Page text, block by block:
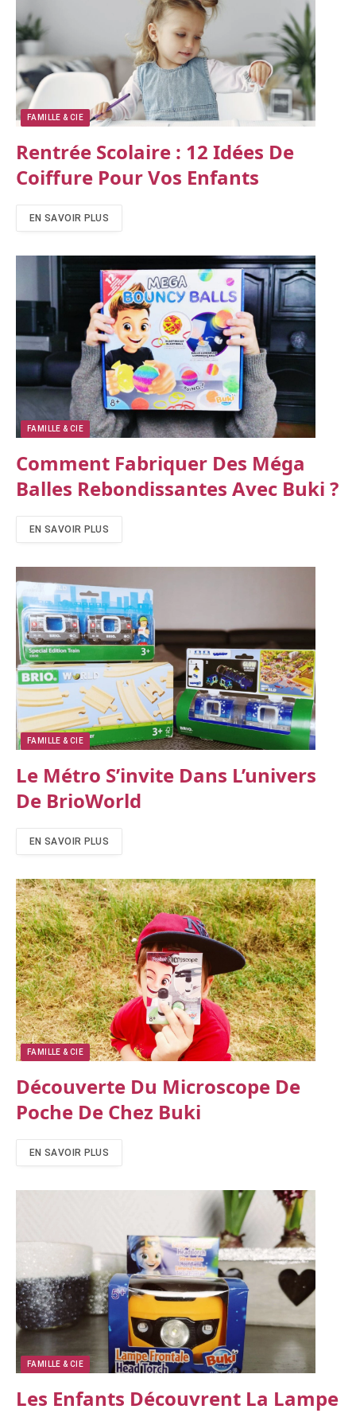
FAMILLE & CIE
Rentrée Scolaire : 12 Idées De
Coiffure Pour Vos Enfants
EN SAVOIR PLUS
FAMILLE & CIE
Comment Fabriquer Des Méga
Balles Rebondissantes Avec Buki ?
EN SAVOIR PLUS
FAMILLE & CIE
Le Métro S’invite Dans L’univers
De BrioWorld
EN SAVOIR PLUS
FAMILLE & CIE
Découverte Du Microscope De
Poche De Chez Buki
EN SAVOIR PLUS
FAMILLE & CIE
Les Enfants Découvrent La Lampe